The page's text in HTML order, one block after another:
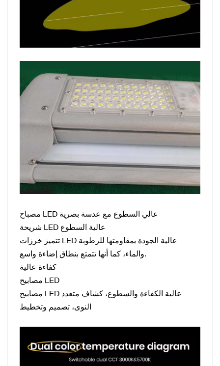
مصباح LED عالي السطوع مع عدسة بصرية
شريحة LED عالية السطوع
تتميز خرزات LED عالية الجودة بمقاومتها للرطوبة
والماء، كما أنها تتمتع بنطاق إضاءة واسع.
كفاءة عالية
مصابيح LED
مصابيح LED عالية الكفاءة والسطوع، كشاف متعدد
النوى، تصميم وتخطيط